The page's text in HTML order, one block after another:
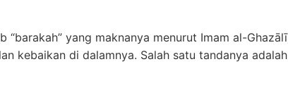
yang maknanya menurut Imam al-
kebaikan di dalamnya. Salah satu tandanya